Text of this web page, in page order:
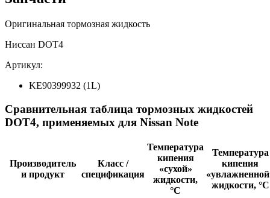
Оригинальная тормозная жидкость
Ниссан DOT4
Артикул:
KE90399932 (1L)
Сравнительная таблица тормозных жидкостей
DOT4, применяемых для Nissan Note
Производитель
и продукт
Класс /
спецификация
Температура
кипения
«сухой»
жидкости,
°C
Температура
кипения
жидкости, °C